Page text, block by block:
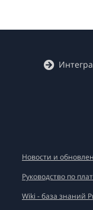
Новости и
Руководство по
Wiki - база знаний